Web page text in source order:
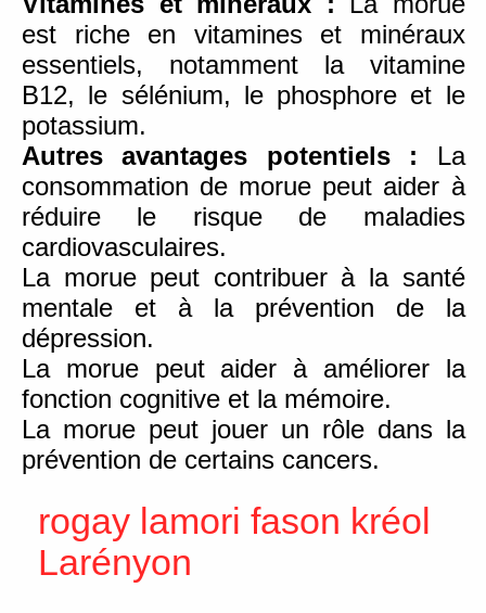
est riche en vitamines et minéraux
essentiels, notamment la vitamine
B12, le sélénium, le phosphore et le
potassium.
Autres avantages potentiels : La
consommation de morue peut aider à
réduire le risque de maladies
cardiovasculaires.
La morue peut contribuer à la santé
mentale et à la prévention de la
dépression.
La morue peut aider à améliorer la
fonction cognitive et la mémoire.
La morue peut jouer un rôle dans la
prévention de certains cancers.
rogay lamori fason kréol
Larényon